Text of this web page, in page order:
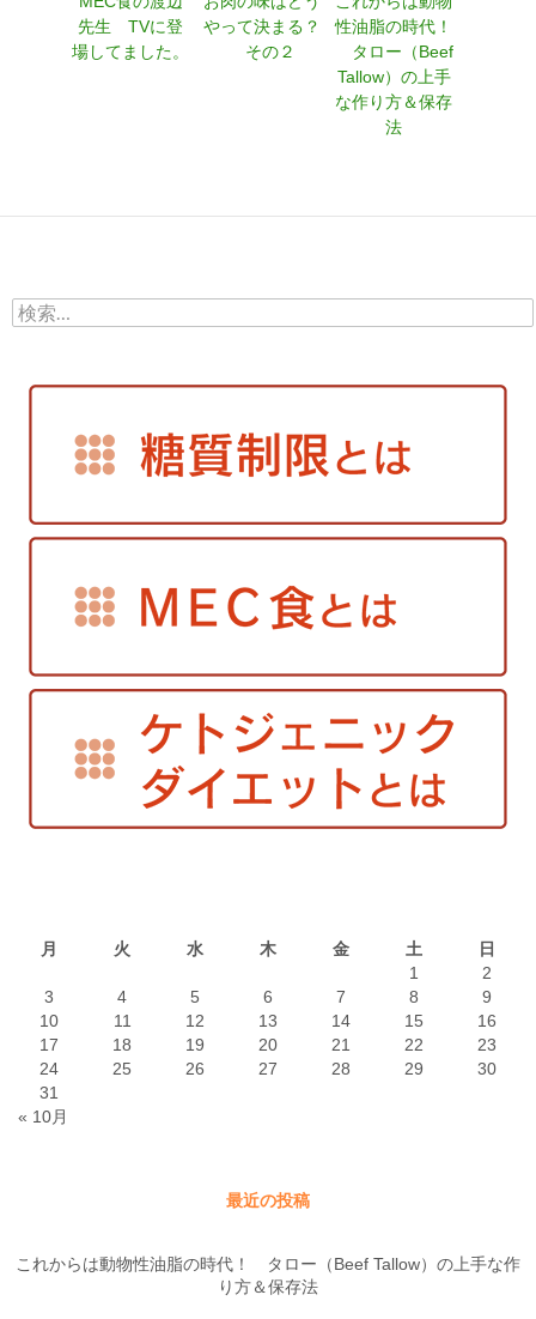
先生 TVに登
場してました。
やって決まる？
その２
性油脂の時代！
タロー（Beef
Tallow）の上手
な作り方＆保存
法
検
索:
月 火 水 木 金 土
日
1
2
3
4 5 6 7 8
9
10
11 12 13 14 15
16
17
18 19 20 21 22
23
24
25 26 27 28 29
30
31
« 10月
最近の投稿
これからは動物性油脂の時代！ タロー（Beef Tallow）の上手な作
り方＆保存法